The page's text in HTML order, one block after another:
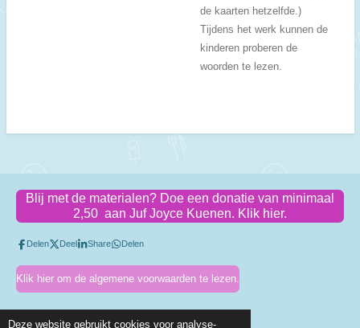
Deze website gebruikt cookies voor analyse-
de kaarten hetzelfde.)
Tijdens het werk kunnen de
kinderen proberen de
woorden te lezen.
Blij met de materialen? Doe een donatie van minimaal
2,50 aan Juf Joyce Kuenen. Klik hier.
Delen Deel Share Delen
Klik hier om de algemene voorwaarden te lezen.